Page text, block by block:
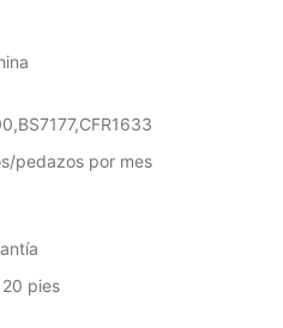
pedazos por mes
pies